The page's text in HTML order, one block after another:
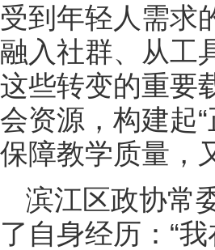
受到年轻人需
融入社群、从工
这些转变的重要
会资源，构建起
保障教学质量，
滨江区政协常
了自身经历：“